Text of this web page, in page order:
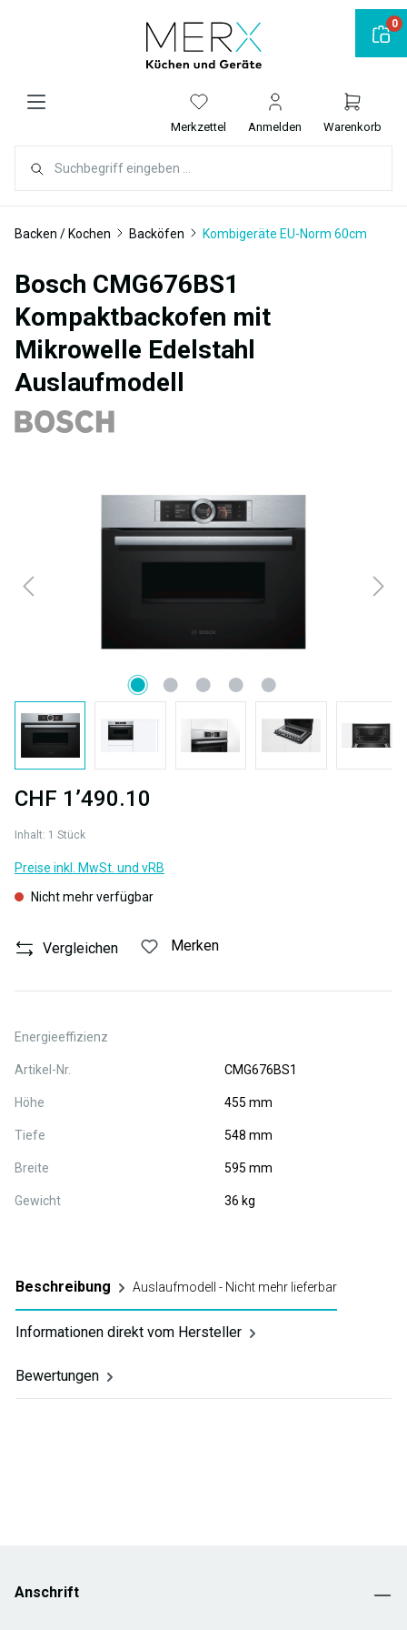
Merkzettel Anmelden Warenkorb
Backen / Kochen Backöfen Kombigeräte EU-Norm 60cm
Bosch CMG676BS1
Kompaktbackofen mit
Mikrowelle Edelstahl
Auslaufmodell
CHF 1’490.10
Inhalt: 1 Stück
Preise inkl. MwSt. und vRB
Nicht mehr verfügbar
Vergleichen Merken
Energieeffizienz
Artikel-Nr. CMG676BS1
Höhe 455 mm
Tiefe 548 mm
Breite 595 mm
Gewicht 36 kg
Beschreibung Auslaufmodell - Nicht mehr lieferbar
Informationen direkt vom Hersteller
Bewertungen
Anschrift
0